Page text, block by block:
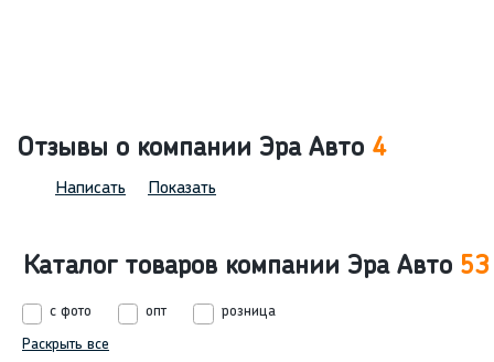
Отзывы о компании Эра Авто 4
Написать Показать
Каталог товаров компании Эра Авто 53
с фото опт
розница
Раскрыть все